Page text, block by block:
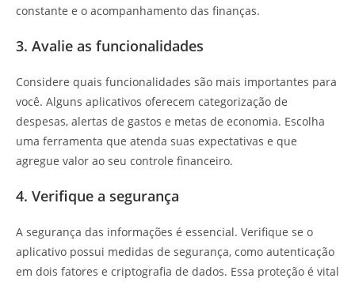
constante e o acompanhamento das finanças.
3. Avalie as funcionalidades
Considere quais funcionalidades são mais importantes para
você. Alguns aplicativos oferecem categorização de
despesas, alertas de gastos e metas de economia. Escolha
uma ferramenta que atenda suas expectativas e que
agregue valor ao seu controle financeiro.
4. Verifique a segurança
A segurança das informações é essencial. Verifique se o
aplicativo possui medidas de segurança, como autenticação
em dois fatores e criptografia de dados. Essa proteção é vital